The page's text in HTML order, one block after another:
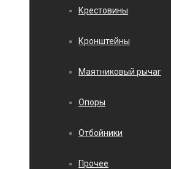
Крестовины
Кронштейны
Маятниковый рычаг
Опоры
Отбойники
Прочее